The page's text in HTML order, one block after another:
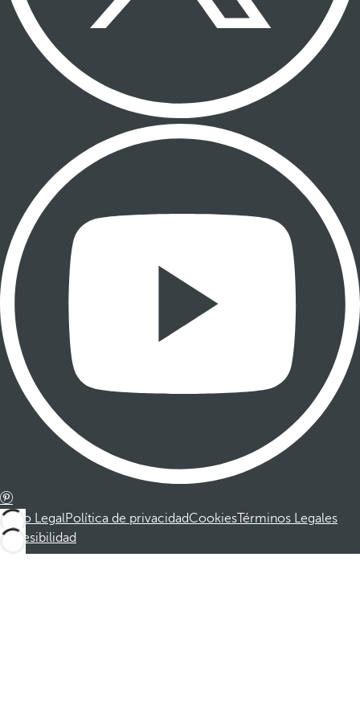
Aviso LegalPolítica de privacidadCookiesTérminos Legales
Accesibilidad